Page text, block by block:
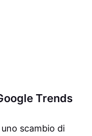
Trends
scambio di